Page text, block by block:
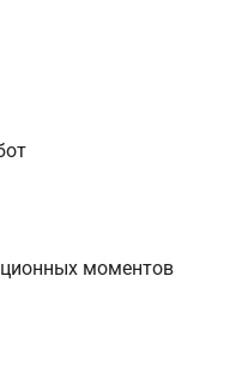
моментов